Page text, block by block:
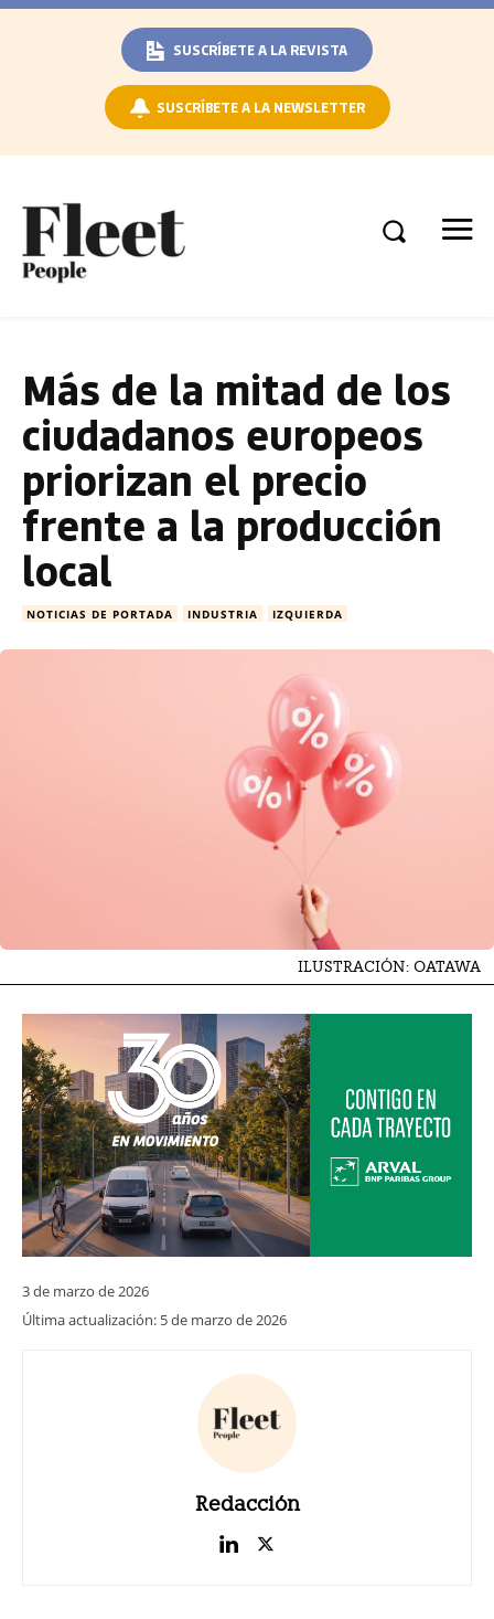
SUSCRÍBETE A LA REVISTA
SUSCRÍBETE A LA NEWSLETTER
Más de la mitad de los
ciudadanos europeos
priorizan el precio
frente a la producción
local
NOTICIAS DE PORTADA INDUSTRIA IZQUIERDA
ILUSTRACIÓN: OATAWA
3 de marzo de 2026
Última actualización: 5 de marzo de 2026
Redacción